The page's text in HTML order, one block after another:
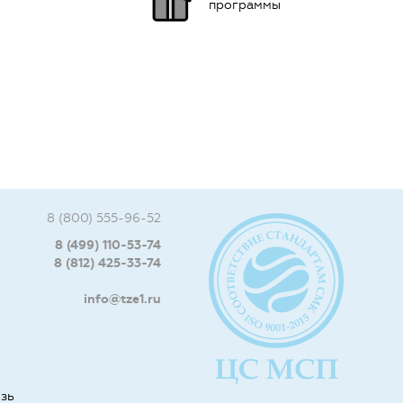
программы
8 (800) 555-96-52
8 (499) 110-53-74
8 (812) 425-33-74
info@tze1.ru